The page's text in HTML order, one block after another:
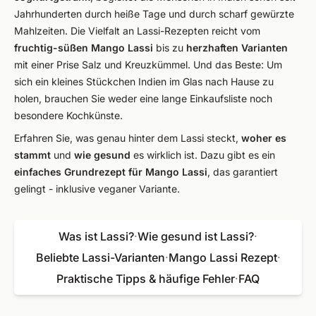
Jahrhunderten durch heiße Tage und durch scharf gewürzte
Mahlzeiten. Die Vielfalt an Lassi-Rezepten reicht vom
fruchtig-süßen Mango Lassi bis zu herzhaften Varianten
mit einer Prise Salz und Kreuzkümmel. Und das Beste: Um
sich ein kleines Stückchen Indien im Glas nach Hause zu
holen, brauchen Sie weder eine lange Einkaufsliste noch
besondere Kochkünste.
Erfahren Sie, was genau hinter dem Lassi steckt, woher es
stammt und wie gesund es wirklich ist. Dazu gibt es ein
einfaches Grundrezept für Mango Lassi, das garantiert
gelingt - inklusive veganer Variante.
Was ist Lassi?·Wie gesund ist Lassi?·
Beliebte Lassi-Varianten·Mango Lassi Rezept·
Praktische Tipps & häufige Fehler·FAQ